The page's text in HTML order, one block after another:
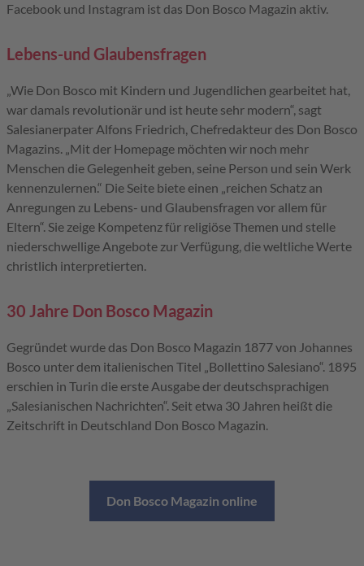
Facebook und Instagram ist das Don Bosco Magazin aktiv.
Lebens-und Glaubensfragen
„Wie Don Bosco mit Kindern und Jugendlichen gearbeitet hat,
war damals revolutionär und ist heute sehr modern“, sagt
Salesianerpater Alfons Friedrich, Chefredakteur des Don Bosco
Magazins. „Mit der Homepage möchten wir noch mehr
Menschen die Gelegenheit geben, seine Person und sein Werk
kennenzulernen.“ Die Seite biete einen „reichen Schatz an
Anregungen zu Lebens- und Glaubensfragen vor allem für
Eltern“. Sie zeige Kompetenz für religiöse Themen und stelle
niederschwellige Angebote zur Verfügung, die weltliche Werte
christlich interpretierten.
30 Jahre Don Bosco Magazin
Gegründet wurde das Don Bosco Magazin 1877 von Johannes
Bosco unter dem italienischen Titel „Bollettino Salesiano“. 1895
erschien in Turin die erste Ausgabe der deutschsprachigen
„Salesianischen Nachrichten“. Seit etwa 30 Jahren heißt die
Zeitschrift in Deutschland Don Bosco Magazin.
Don Bosco Magazin online